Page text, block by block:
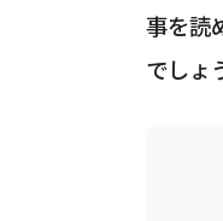
事を読
でしょ